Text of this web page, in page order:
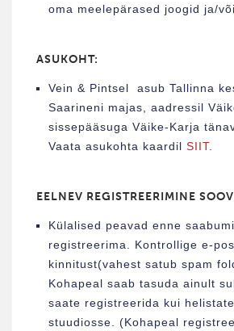
oma meelepärased joogid ja/
ASUKOHT:
Vein & Pintsel asub Tallinna
Saarineni majas, aadressil
sissepääsuga Väike-Karja
Vaata asukohta kaardil SIIT.
EELNEV REGISTREERIMINE
Külalised peavad enne
registreerima. Kontrollige e-
kinnitust(vahest satub spam
Kohapeal saab tasuda ainult
saate registreerida kui
stuudiosse. (Kohapeal